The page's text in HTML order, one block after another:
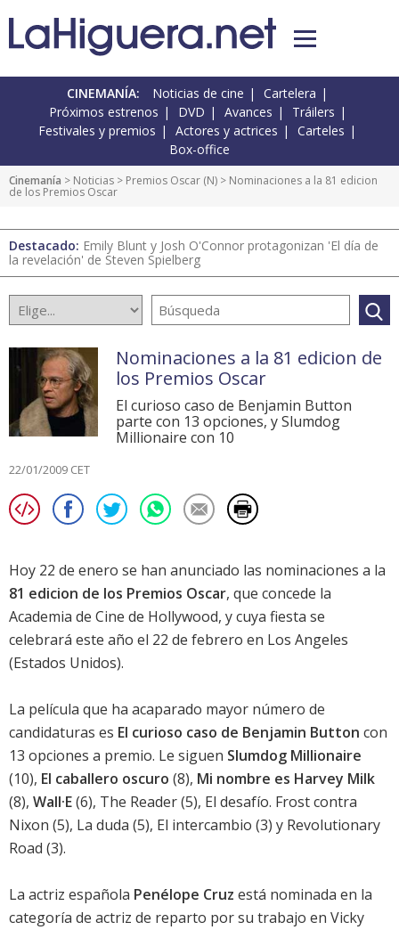
CINEMANÍA: Noticias de cine
Cartelera
Próximos estrenos
DVD Avances
Tráilers
Festivales y premios
Actores y actrices
Carteles
Box-office
Cinemanía > Noticias > Premios Oscar (N) > Nominaciones a la 81 edicion
de los Premios Oscar
Destacado: Emily Blunt y Josh O'Connor protagonizan 'El día de
la revelación' de Steven Spielberg
Nominaciones a la 81 edicion de
los Premios Oscar
El curioso caso de Benjamin Button
parte con 13 opciones, y Slumdog
Millionaire con 10
22/01/2009 CET
Hoy 22 de enero se han anunciado las nominaciones a la
81 edicion de los Premios Oscar, que concede la
Academia de Cine de Hollywood, y cuya fiesta se
celebrará este año el 22 de febrero en Los Angeles
(Estados Unidos).
La película que ha acaparado mayor número de
candidaturas es El curioso caso de Benjamin Button con
13 opciones a premio. Le siguen Slumdog Millionaire
(10), El caballero oscuro (8), Mi nombre es Harvey Milk
(8), Wall·E(6), The Reader(5), El desafío. Frost contra
Nixon (5), La duda (5), El intercambio (3) y Revolutionary
Road (3).
La actriz española Penélope Cruz está nominada en la
categoría de actriz de reparto por su trabajo en Vicky